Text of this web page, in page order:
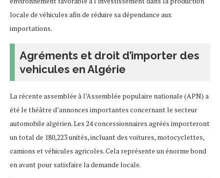
locale de véhicules afin de réduire sa dépendance aux
importations.
Agréments et droit d’importer des
vehicules en Algérie
La récente assemblée à l’Assemblée populaire nationale (APN) a
été le théâtre d’annonces importantes concernant le secteur
automobile algérien. Les 24 concessionnaires agréés importeront
un total de 180,223 unités, incluant des voitures, motocyclettes,
camions et véhicules agricoles. Cela représente un énorme bond
en avant pour satisfaire la demande locale.